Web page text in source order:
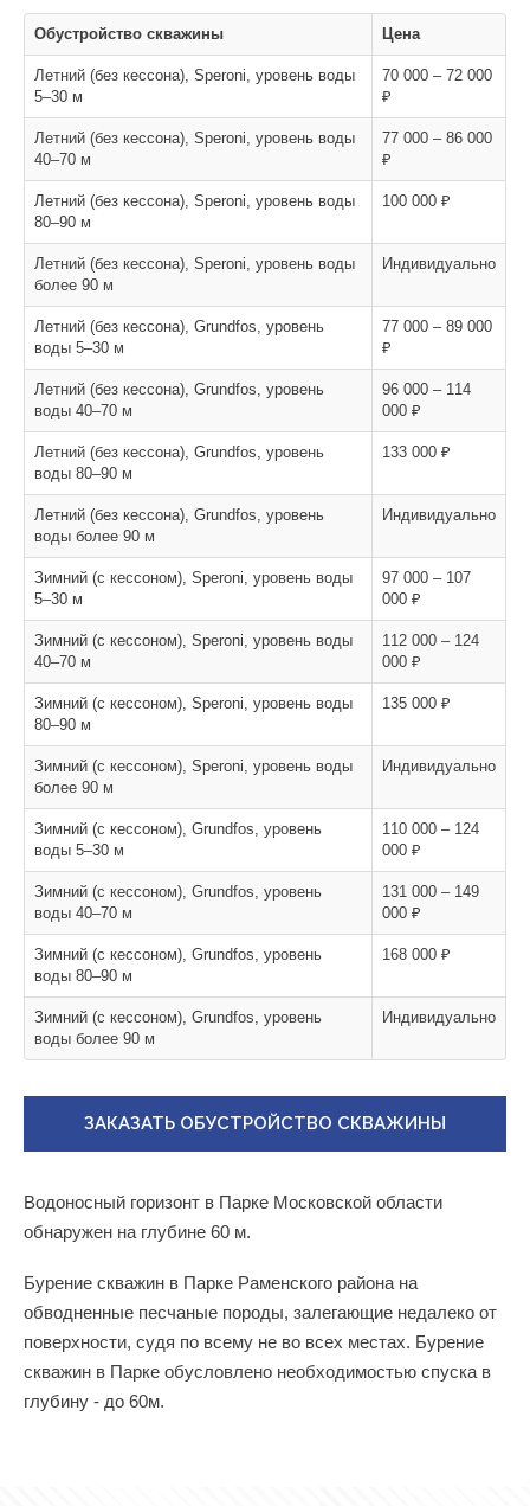
Обустройство скважины Цена
Летний (без кессона), Speroni, уровень воды
5–30 м
70 000 – 72 000
₽
Летний (без кессона), Speroni, уровень воды
40–70 м
77 000 – 86 000
₽
Летний (без кессона), Speroni, уровень воды
80–90 м
100 000 ₽
Летний (без кессона), Speroni, уровень воды
более 90 м
Индивидуально
Летний (без кессона), Grundfos, уровень
воды 5–30 м
77 000 – 89 000
₽
Летний (без кессона), Grundfos, уровень
воды 40–70 м
96 000 – 114
000 ₽
Летний (без кессона), Grundfos, уровень
воды 80–90 м
133 000 ₽
Летний (без кессона), Grundfos, уровень
воды более 90 м
Индивидуально
Зимний (с кессоном), Speroni, уровень воды
5–30 м
97 000 – 107
000 ₽
Зимний (с кессоном), Speroni, уровень воды
40–70 м
112 000 – 124
000 ₽
Зимний (с кессоном), Speroni, уровень воды
80–90 м
135 000 ₽
Зимний (с кессоном), Speroni, уровень воды
более 90 м
Индивидуально
Зимний (с кессоном), Grundfos, уровень
воды 5–30 м
110 000 – 124
000 ₽
Зимний (с кессоном), Grundfos, уровень
воды 40–70 м
131 000 – 149
000 ₽
Зимний (с кессоном), Grundfos, уровень
воды 80–90 м
168 000 ₽
Зимний (с кессоном), Grundfos, уровень
воды более 90 м
Индивидуально
ЗАКАЗАТЬ ОБУСТРОЙСТВО СКВАЖИНЫ
Водоносный горизонт в Парке Московской области
обнаружен на глубине 60 м.
Бурение скважин в Парке Раменского района на
обводненные песчаные породы, залегающие недалеко от
поверхности, судя по всему не во всех местах. Бурение
скважин в Парке обусловлено необходимостью спуска в
глубину - до 60м.